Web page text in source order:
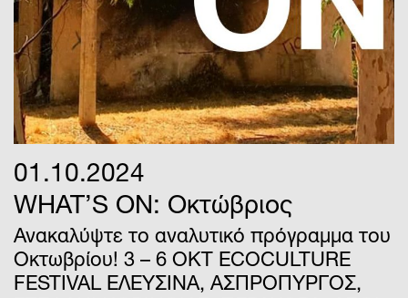
01.10.2024
WHAT’S ON: Οκτώβριος
Ανακαλύψτε το αναλυτικό πρόγραμμα του
Οκτωβρίου! 3 – 6 ΟΚΤ ECOCULTURE
FESTIVAL ΕΛΕΥΣΙΝΑ, ΑΣΠΡΟΠΥΡΓΟΣ,